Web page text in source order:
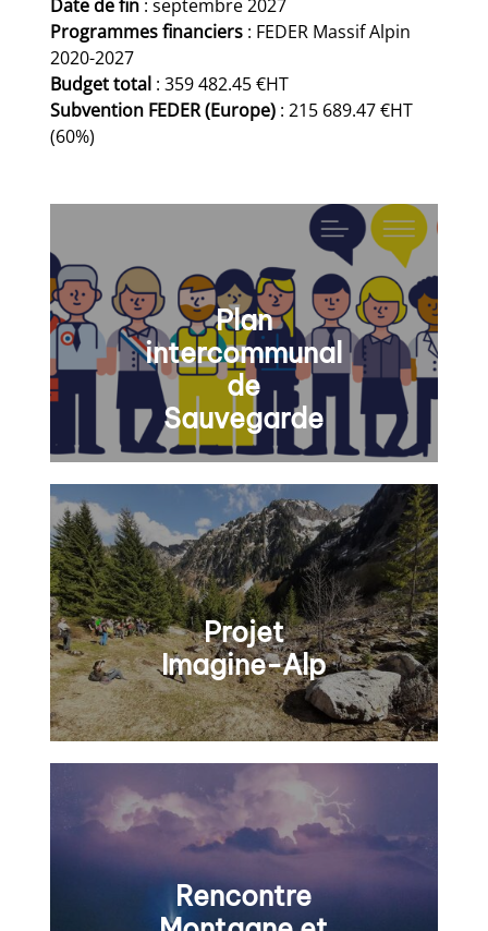
Date de fin : septembre 2027
Programmesfinanciers : FEDER Massif Alpin
2020-2027
Budget total : 359 482.45 €HT
Subvention FEDER (Europe) : 215 689.47 €HT
(60%)
Plan
intercommunal
de
Sauvegarde
Projet
Imagine-Alp
Rencontre